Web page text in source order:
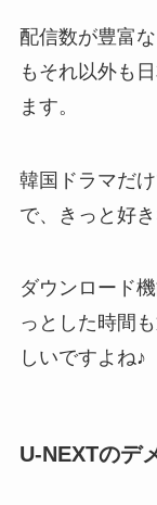
配信数が豊富
もそれ以外も
ます。
韓国ドラマだ
で、きっと好
ダウンロード
っとした時間
しいですよね♪
U-NEXTのデ